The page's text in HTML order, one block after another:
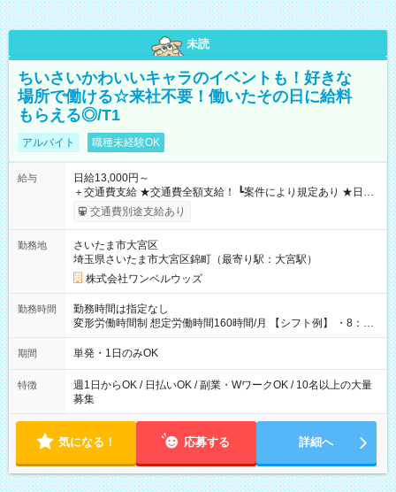
未読
ちいさいかわいいキャラのイベントも！好きな
場所で働ける☆来社不要！働いたその日に給料
もらえる◎/T1
アルバイト 職種未経験OK
給与
日給13,000円～
＋交通費支給 ★交通費全額支給！ ┗案件により規定あり ★日払
いOK！（規定あり） ┗働いたその日に現金GET♪ お仕事後はコ
ンビニATMから 日払い分を引き落とせます！ 【試用期間】試
交通費別途支給あり
勤務地
さいたま市大宮区
埼玉県さいたま市大宮区錦町（最寄り駅：大宮駅）
株式会社ワンベルウッズ
勤務時間
勤務時間は指定なし
変形労働時間制 想定労働時間160時間/月 【シフト例】 ・8：00
～21：00
期間 単発・1日のみOK
特徴
週1日からOK / 日払いOK / 副業・WワークOK / 10名以上の大量
募集
気になる！ 応募する 詳細へ